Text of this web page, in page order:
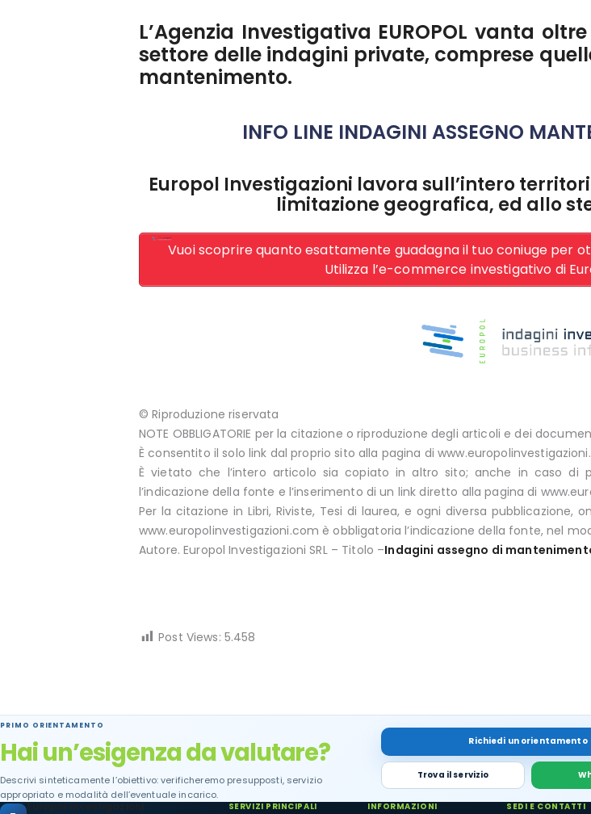
L’Agenzia Investigativa EUROPOL vanta
settore delle indagini private, comprese
mantenimento.
INFO LINE INDAGINI ASSEGNO
Europol Investigazioni lavora sull’intero
limitazione geografica, ed allo
Vuoi scoprire quanto esattamente guadagna il tuo coniuge per
Utilizza l’e-commerce investigativo di
© Riproduzione riservata
NOTE OBBLIGATORIE per la citazione o riproduzione degli articoli e dei
È consentito il solo link dal proprio sito alla pagina di
È vietato che l’intero articolo sia copiato in altro sito; anche in caso di
l’indicazione della fonte e l’inserimento di un link diretto alla pagina di
Per la citazione in Libri, Riviste, Tesi di laurea, e ogni diversa
www.europolinvestigazioni.com è obbligatoria l’indicazione della fonte, nel
Autore. Europol Investigazioni SRL – Titolo –Indagini assegno di
Post Views: 5.458
PRIMO ORIENTAMENTO
Hai un’esigenza da valutare?
Descrivi sinteticamente l’obiettivo: verificheremo presupposti, servizio
appropriato e modalità dell’eventuale incarico.
Richiedi un orientamento
Trova il servizio
Europol Investigazioni SERVIZI PRINCIPALI INFORMAZIONI SEDI E CONTATTI